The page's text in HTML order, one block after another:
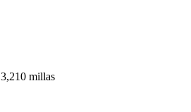
3,210 millas